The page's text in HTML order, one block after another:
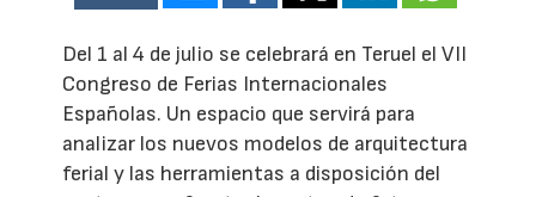
Del 1 al 4 de julio se celebrará en Teruel el VII
Congreso de Ferias Internacionales
Españolas. Un espacio que servirá para
analizar los nuevos modelos de arquitectura
ferial y las herramientas a disposición del